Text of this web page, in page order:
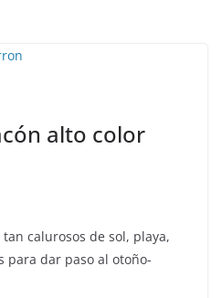
alto color